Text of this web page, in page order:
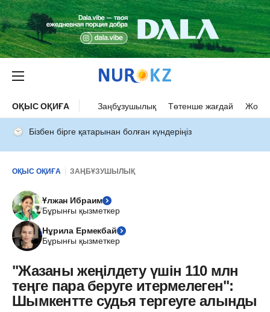
ОҚЫС ОҚИҒА Заңбұзушылық Төтенше жағдай Жол
Бізбен бірге қатарынан болған күндеріңіз
ОҚЫС ОҚИҒА ЗАҢБҰЗУШЫЛЫҚ
Ұлжан Ибраим
Бұрынғы қызметкер
Нұрила Ермекбай
Бұрынғы қызметкер
"Жазаны жеңілдету үшін 110 млн
теңге пара беруге итермелеген":
Шымкентте судья тергеуге алынды